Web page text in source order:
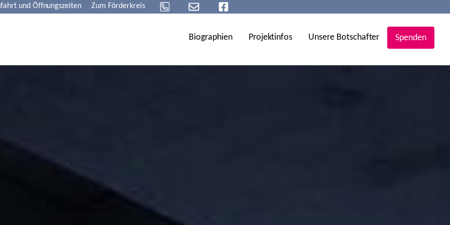
und Öffnungszeiten Zum Förderkreis
Biographien Projektinfos Unsere Botschafter Spenden